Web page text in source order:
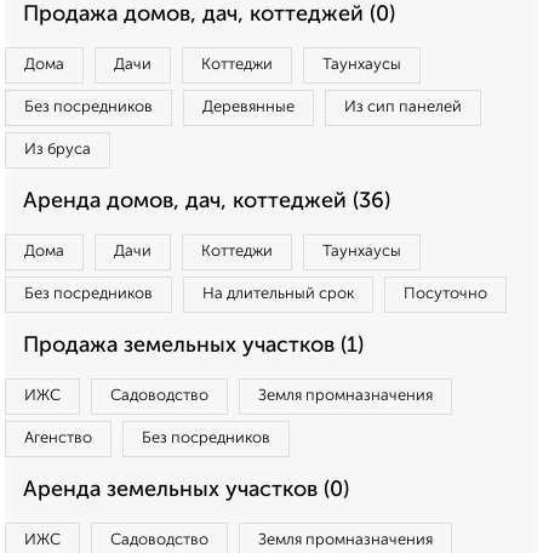
Продажа домов, дач, коттеджей (0)
Дома Дачи Коттеджи Таунхаусы
Без посредников Деревянные Из сип панелей
Из бруса
Аренда домов, дач, коттеджей (36)
Дома Дачи Коттеджи Таунхаусы
Без посредников На длительный срок Посуточно
Продажа земельных участков (1)
ИЖС Садоводство Земля промназначения
Агенство Без посредников
Аренда земельных участков (0)
ИЖС Садоводство Земля промназначения